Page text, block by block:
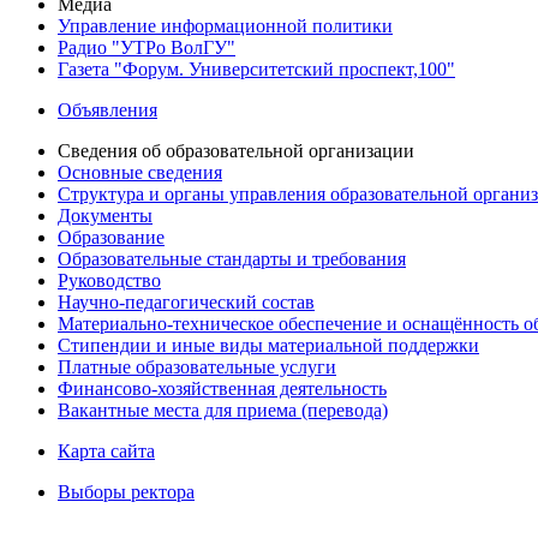
Медиа
Управление информационной политики
Радио "УТРо ВолГУ"
Газета "Форум. Университетский проспект,100"
Объявления
Сведения об образовательной организации
Основные сведения
Структура и органы управления образовательной
Документы
Образование
Образовательные стандарты и требования
Руководство
Научно-педагогический состав
Материально-техническое обеспечение и оснащённость
Стипендии и иные виды материальной поддержки
Платные образовательные услуги
Финансово-хозяйственная деятельность
Вакантные места для приема (перевода)
Карта сайта
Выборы ректора